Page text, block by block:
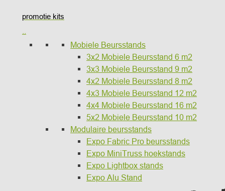
promotie kits
Mobiele Beursstands
3x2 Mobiele Beursstand 6 m2
3x3 Mobiele Beursstand 9 m2
4x2 Mobiele Beursstand 8 m2
4x3 Mobiele Beursstand 12 m2
4x4 Mobiele Beursstand 16 m2
5x2 Mobiele Beursstand 10 m2
Modulaire beursstands
Expo Fabric Pro beursstands
Expo MiniTruss hoekstands
Expo Lightbox stands
Expo Alu Stand